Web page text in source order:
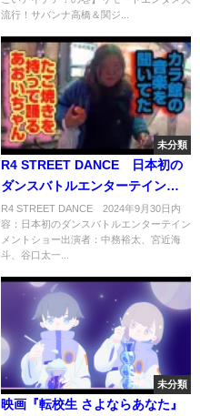
流行！サバンナ高橋＆関ジ...
未分類
R4 STREET DANCE 日本初の
ダンスバトルエンターテインメ
ントショー 9月30日
R4 STREET DANCE 2024年9月30日内
容：日本初のダンスバトルエンターテイン
メントショー出演者：中務裕太、宮近海
斗、谷口太一...
未分類
映画『転校生 さよならあなた』